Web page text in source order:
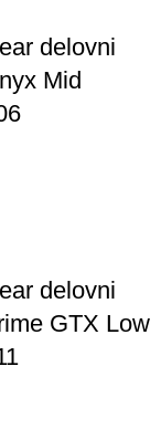
delovni
Mid
delovni
GTX Low